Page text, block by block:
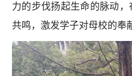
力的步伐扬起生命的脉动，
共鸣， 激发学子对母校的奉